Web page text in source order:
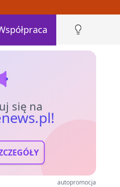
się na
autopromocja